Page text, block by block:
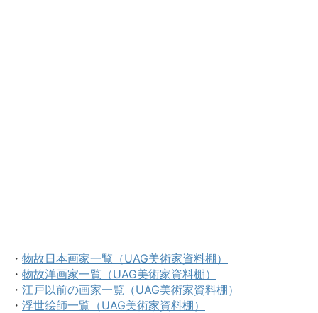
・ 物故日本画家一覧（UAG美術家資料棚）
・ 物故洋画家一覧（UAG美術家資料棚）
・ 江戸以前の画家一覧（UAG美術家資料棚）
・ 浮世絵師一覧（UAG美術家資料棚）